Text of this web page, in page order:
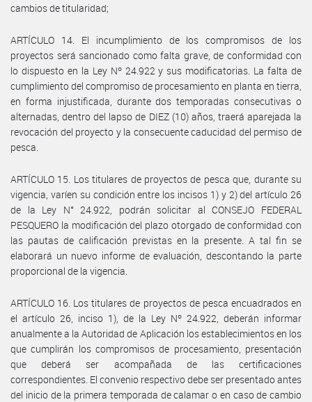
cambios de titularidad;
ARTÍCULO 14. El incumplimiento de los compromisos de los
proyectos será sancionado como falta grave, de conformidad con
lo dispuesto en la Ley Nº 24.922 y sus modificatorias. La falta de
cumplimiento del compromiso de procesamiento en planta en tierra,
en forma injustificada, durante dos temporadas consecutivas o
alternadas, dentro del lapso de DIEZ (10) años, traerá aparejada la
revocación del proyecto y la consecuente caducidad del permiso de
pesca.
ARTÍCULO 15. Los titulares de proyectos de pesca que, durante su
vigencia, varíen su condición entre los incisos 1) y 2) del artículo 26
de la Ley N° 24.922, podrán solicitar al CONSEJO FEDERAL
PESQUERO la modificación del plazo otorgado de conformidad con
las pautas de calificación previstas en la presente. A tal fin se
elaborará un nuevo informe de evaluación, descontando la parte
proporcional de la vigencia.
ARTÍCULO 16. Los titulares de proyectos de pesca encuadrados en
el artículo 26, inciso 1), de la Ley Nº 24.922, deberán informar
anualmente a la Autoridad de Aplicación los establecimientos en los
que cumplirán los compromisos de procesamiento, presentación
que deberá ser acompañada de las certificaciones
correspondientes. El convenio respectivo debe ser presentado antes
del inicio de la primera temporada de calamar o en caso de cambio